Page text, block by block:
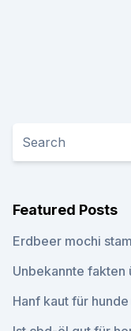
Featured Posts
Erdbeer mochi
Unbekannte fakten
Hanf kaut für